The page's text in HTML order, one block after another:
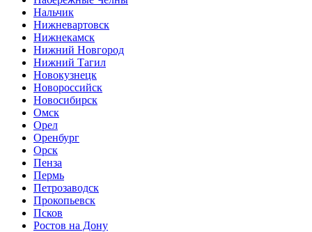
Нальчик
Нижневартовск
Нижнекамск
Нижний Новгород
Нижний Тагил
Новокузнецк
Новороссийск
Новосибирск
Омск
Орел
Оренбург
Орск
Пенза
Пермь
Петрозаводск
Прокопьевск
Псков
Ростов на Дону